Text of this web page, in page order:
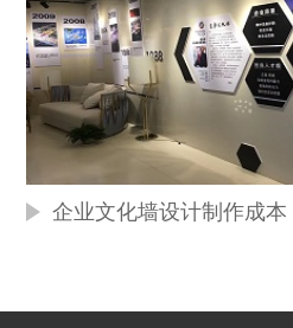
企业文化墙设计制作成本